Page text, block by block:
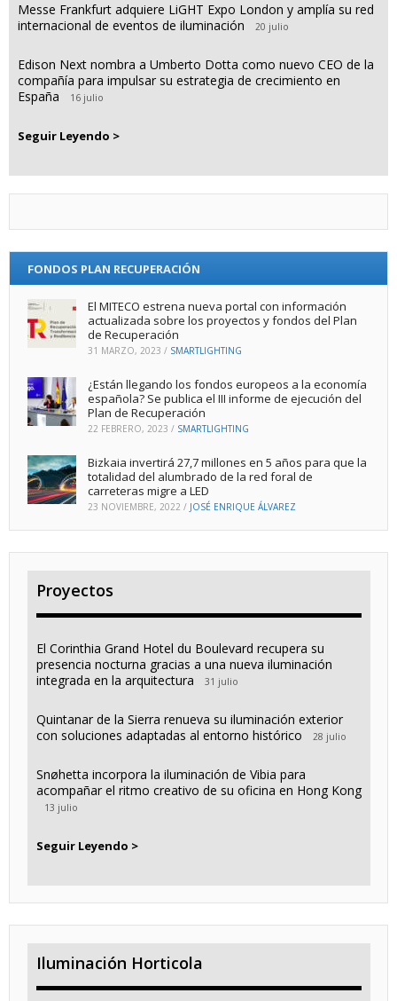
Messe Frankfurt adquiere LiGHT Expo London y amplía su red
internacional de eventos de iluminación
20 julio
Edison Next nombra a Umberto Dotta como nuevo CEO de la
compañía para impulsar su estrategia de crecimiento en
España
16 julio
Seguir Leyendo >
FONDOS PLAN RECUPERACIÓN
El MITECO estrena nueva portal con información
actualizada sobre los proyectos y fondos del Plan
de Recuperación
31 MARZO, 2023 / SMARTLIGHTING
¿Están llegando los fondos europeos a la economía
española? Se publica el III informe de ejecución del
Plan de Recuperación
22 FEBRERO, 2023 / SMARTLIGHTING
Bizkaia invertirá 27,7 millones en 5 años para que la
totalidad del alumbrado de la red foral de
carreteras migre a LED
23 NOVIEMBRE, 2022 / JOSÉ ENRIQUE ÁLVAREZ
Proyectos
El Corinthia Grand Hotel du Boulevard recupera su
presencia nocturna gracias a una nueva iluminación
integrada en la arquitectura
31 julio
Quintanar de la Sierra renueva su iluminación exterior
con soluciones adaptadas al entorno histórico
28 julio
Snøhetta incorpora la iluminación de Vibia para
acompañar el ritmo creativo de su oficina en Hong Kong
13 julio
Seguir Leyendo >
Iluminación Horticola